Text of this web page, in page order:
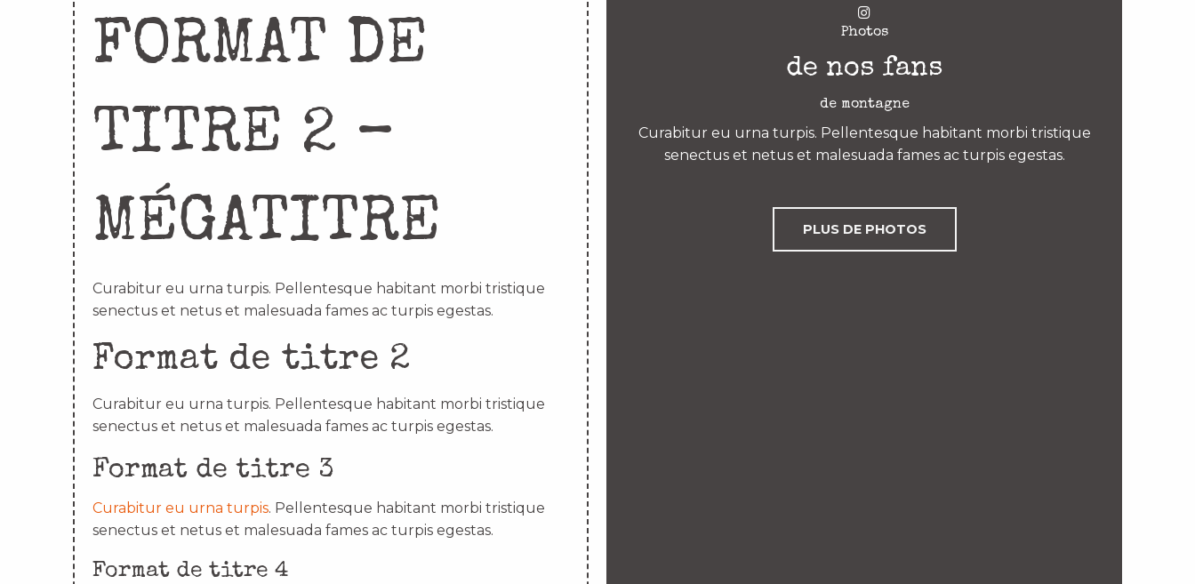
FORMAT DE
TITRE 2 –
MÉGATITRE
Curabitur eu urna turpis. Pellentesque habitant morbi tristique
senectus et netus et malesuada fames ac turpis egestas.
Format de titre 2
Curabitur eu urna turpis. Pellentesque habitant morbi tristique
senectus et netus et malesuada fames ac turpis egestas.
Format de titre 3
Curabitur eu urna turpis. Pellentesque habitant morbi tristique
senectus et netus et malesuada fames ac turpis egestas.
Format de titre 4
Photos
de nos fans
de montagne
Curabitur eu urna turpis. Pellentesque habitant morbi tristique
senectus et netus et malesuada fames ac turpis egestas.
PLUS DE PHOTOS